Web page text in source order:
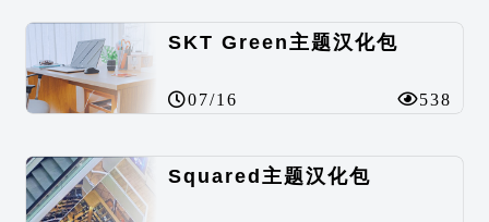
SKT Green主题汉化包
07/16 538
Squared主题汉化包